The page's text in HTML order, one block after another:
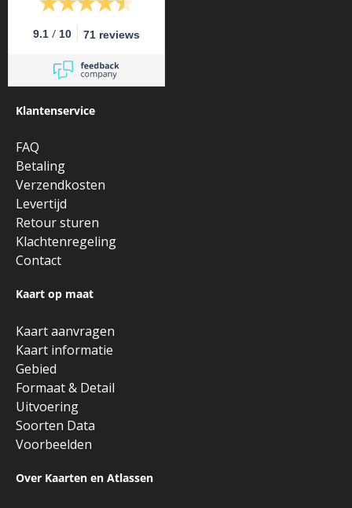
9.1 / 10 71 reviews
Klantenservice
FAQ
Betaling
Verzendkosten
Levertijd
Retour sturen
Klachtenregeling
Contact
Kaart op maat
Kaart aanvragen
Kaart informatie
Gebied
Formaat & Detail
Uitvoering
Soorten Data
Voorbeelden
Over Kaarten en Atlassen